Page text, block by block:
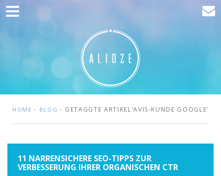
Home
Entwicklung
Blog
HOME - BLOG - GETAGGTE ARTIKEL‘AVIS-KUNDE GOOGLE’
11 NARRENSICHERE SEO-TIPPS ZUR
VERBESSERUNG IHRER ORGANISCHEN CTR